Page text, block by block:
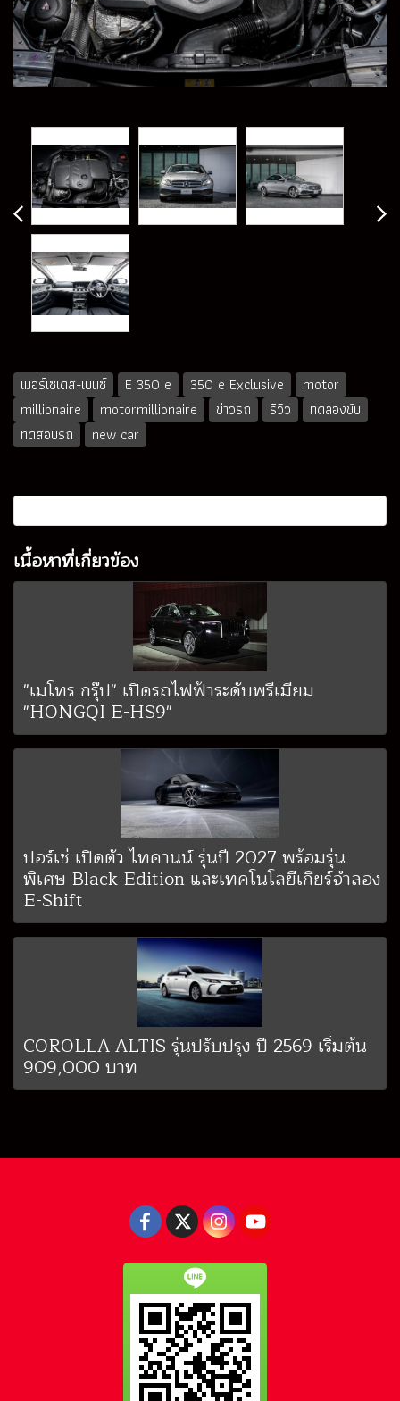
เมอร์เซเดส-เบนซ์ E 350 e 350 e Exclusive
motor
millionaire
motormillionaire ข่าวรถ รีวิว
ทดลองขับ
ทดสอบรถ
new car
เนื้อหาที่เกี่ยวข้อง
"เมโทร กรุ๊ป" เปิดรถไฟฟ้าระดับพรีเมียม
"HONGQI E-HS9"
ปอร์เช่ เปิดตัว ไทคานน์ รุ่นปี 2027 พร้อมรุ่น
พิเศษ Black Edition และเทคโนโลยีเกียร์จำลอง
E-Shift
COROLLA ALTIS รุ่นปรับปรุง ปี 2569 เริ่มต้น
909,000 บาท